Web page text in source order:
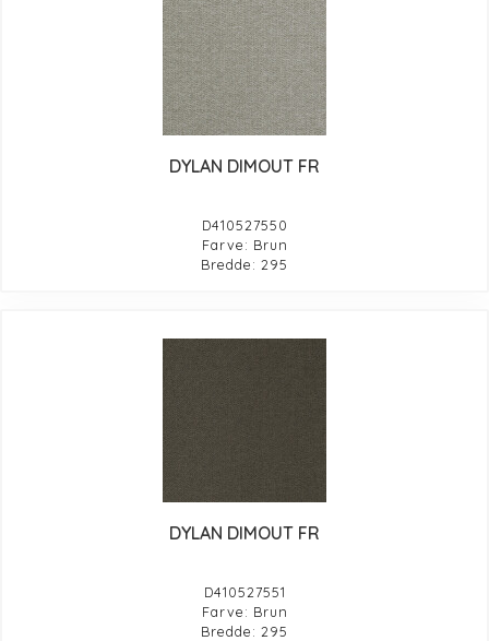
DYLAN DIMOUT FR
D410527550
Farve: Brun
Bredde: 295
DYLAN DIMOUT FR
D410527551
Farve: Brun
Bredde: 295